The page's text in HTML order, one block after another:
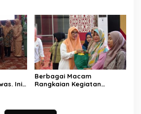
Ini
Berbagai Macam
Rangkaian Kegiatan